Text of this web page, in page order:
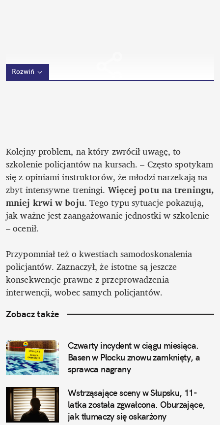
Rozwiń
Kolejny problem, na który zwrócił uwagę, to
szkolenie policjantów na kursach. – Często spotykam
się z opiniami instruktorów, że młodzi narzekają na
zbyt intensywne treningi. Więcej potu na treningu,
mniej krwi w boju. Tego typu sytuacje pokazują,
jak ważne jest zaangażowanie jednostki w szkolenie
– ocenił.
Przypomniał też o kwestiach samodoskonalenia
policjantów. Zaznaczył, że istotne są jeszcze
konsekwencje prawne z przeprowadzenia
interwencji, wobec samych policjantów.
Zobacz także
Czwarty incydent w ciągu miesiąca.
Basen w Płocku znowu zamknięty, a
sprawca nagrany
Wstrząsające sceny w Słupsku, 11-
latka została zgwałcona. Oburzające,
jak tłumaczy się oskarżony